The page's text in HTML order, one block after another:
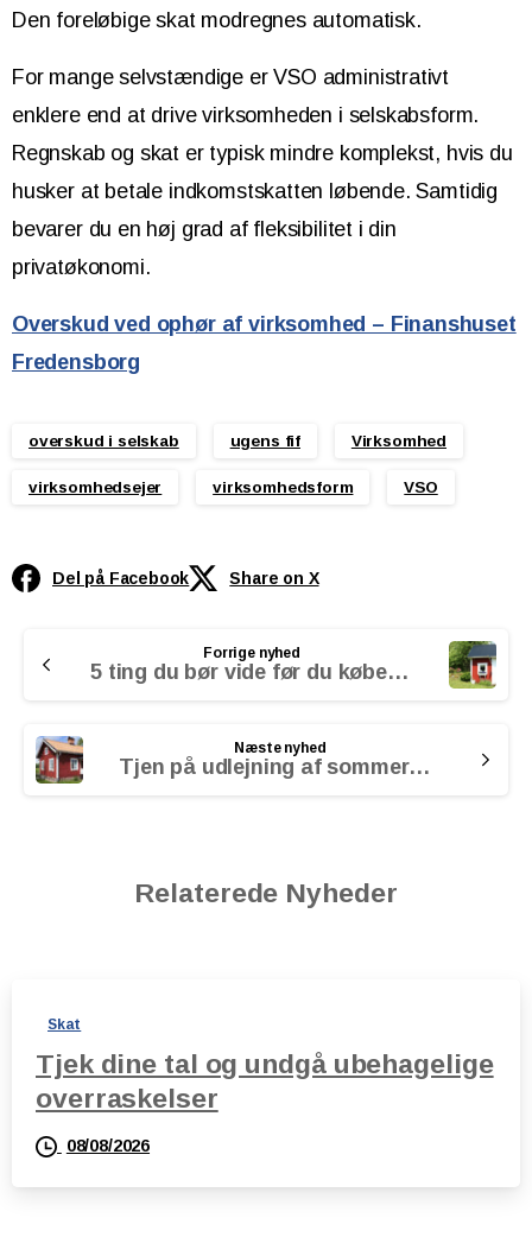
Den foreløbige skat modregnes automatisk.
For mange selvstændige er VSO administrativt
enklere end at drive virksomheden i selskabsform.
Regnskab og skat er typisk mindre komplekst, hvis du
husker at betale indkomstskatten løbende. Samtidig
bevarer du en høj grad af fleksibilitet i din
privatøkonomi.
Overskud ved ophør af virksomhed – Finanshuset
Fredensborg
overskud i selskab ugens fif Virksomhed
virksomhedsejer virksomhedsform VSO
Del på Facebook Share on X
Reading
Forrige nyhed
5 ting du bør vide før du køber sommerhus
Næste nyhed
Tjen på udlejning af sommerhus
Relaterede Nyheder
Skat
Tjek dine tal og undgå ubehagelige
overraskelser
08/08/2026